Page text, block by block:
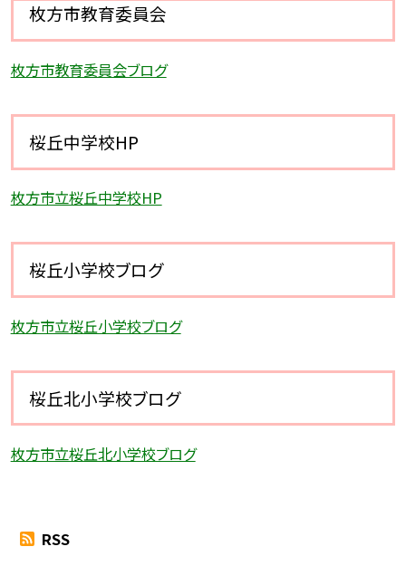
枚方市教育委員会
枚方市教育委員会ブログ
桜丘中学校HP
枚方市立桜丘中学校HP
桜丘小学校ブログ
枚方市立桜丘小学校ブログ
桜丘北小学校ブログ
枚方市立桜丘北小学校ブログ
RSS